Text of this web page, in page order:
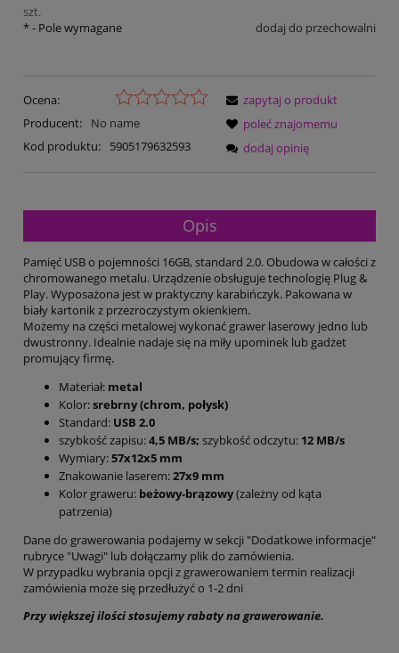
szt.
dodaj do przechowalni
*- Pole wymagane
Ocena:
Producent:
No name
Kod produktu:
5905179632593
zapytaj o produkt
poleć znajomemu
dodaj opinię
Opis
Pamięć USB o pojemności 16GB, standard 2.0. Obudowa w całości z
chromowanego metalu. Urządzenie obsługuje technologię Plug &
Play. Wyposażona jest w praktyczny karabińczyk. Pakowana w
biały kartonik z przezroczystym okienkiem.
Możemy na części metalowej wykonać grawer laserowy jedno lub
dwustronny. Idealnie nadaje się na miły upominek lub gadżet
promujący firmę.
Materiał: metal
Kolor:srebrny (chrom, połysk)
Standard: USB 2.0
szybkość zapisu:4,5 MB/s; szybkość odczytu: 12 MB/s
Wymiary:57x12x5 mm
Znakowanie laserem:27x9 mm
Kolor graweru: beżowy-brązowy(zależny od kąta
patrzenia)
Dane do grawerowania podajemy w sekcji "Dodatkowe informacje"
rubryce "Uwagi" lub dołączamy plik do zamówienia.
W przypadku wybrania opcji z grawerowaniem termin realizacji
zamówienia może się przedłużyć o 1-2 dni
Przy większej ilości stosujemy rabaty na grawerowanie.